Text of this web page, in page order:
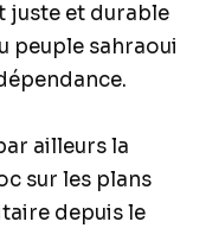
juste et durable
peuple sahraoui
ailleurs la
sur les plans
depuis le